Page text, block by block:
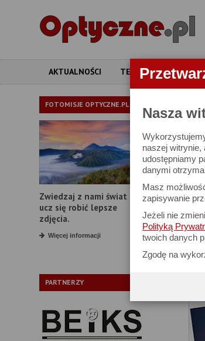
Nasza
naszej witrynie,
udostępniamy
danymi
Masz
zapisywanie
Jeżeli nie
Polityką
twoich danych
Zgodę na
AKTUALNOŚCI TESTY ARTYKUŁY
FOTOMISJE OPTYCZNE.PL
Zwiedzaj z nami świat i
ucz się robić lepsze
zdjęcia.
Więcej informacji
PARTNERZY